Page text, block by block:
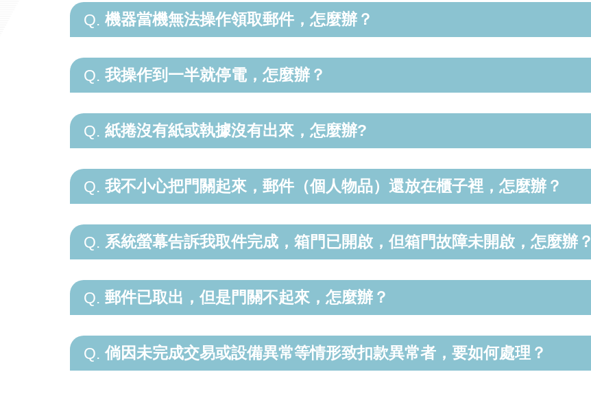
Q. 機器當機無法操作領取郵件，怎麼辦？
Q. 我操作到一半就停電，怎麼辦？
Q. 紙捲沒有紙或執據沒有出來，怎麼辦?
Q. 我不小心把門關起來，郵件（個人物品）還放在櫃子裡，怎麼辦？
Q. 系統螢幕告訴我取件完成，箱門已開啟，但箱門故障未開啟，怎麼辦？
Q. 郵件已取出，但是門關不起來，怎麼辦？
Q. 倘因未完成交易或設備異常等情形致扣款異常者，要如何處理？